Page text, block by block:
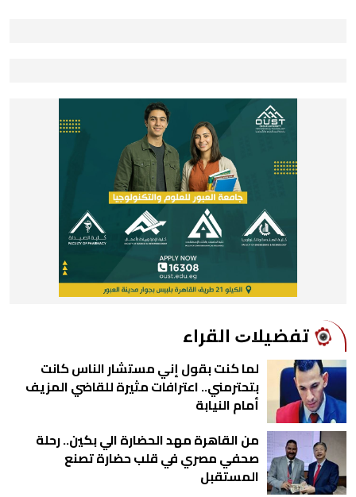
ﺗﻔﻀﻴﻼﺕ اﻟﻘﺮاء
لما كنت بقول إني مستشار الناس كانت
بتحترمني.. اعترافات مثيرة للقاضي المزيف
أمام النيابة
من القاهرة مهد الحضارة الي بكين.. رحلة
صحفي مصري في قلب حضارة تصنع
المستقبل